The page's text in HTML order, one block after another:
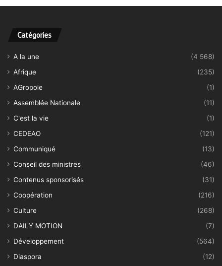
Catégories
A la une
(4 568)
Afrique
(235)
AGropole
(1)
Assemblée Nationale
(11)
C'est la vie
(1)
CEDEAO
(121)
Communiqué
(13)
Conseil des ministres
(46)
Contenus sponsorisés
(31)
Coopération
(216)
Culture
(268)
DAILY MOTION
(7)
Développement
(564)
Diaspora
(12)